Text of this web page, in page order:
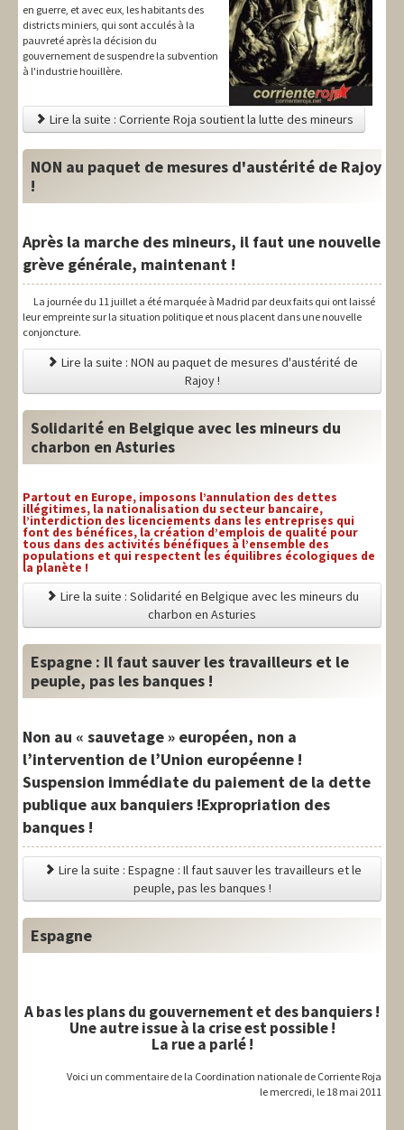
Social
Thèmes
en guerre, et avec eux, les habitants des
districts miniers, qui sont acculés à la
pauvreté après la décision du
gouvernement de suspendre la subvention
à l'industrie houillère.
Lire la suite : Corriente Roja soutient la lutte des mineurs
NON au paquet de mesures d'austérité de Rajoy
!
Après la marche des mineurs, il faut une nouvelle
grève générale, maintenant !
La journée du 11 juillet a été marquée à Madrid par deux faits qui ont laissé
leur empreinte sur la situation politique et nous placent dans une nouvelle
conjoncture.
Lire la suite : NON au paquet de mesures d'austérité de
Rajoy !
Solidarité en Belgique avec les mineurs du
charbon en Asturies
Partout en Europe, imposons l’annulation des dettes
illégitimes, la nationalisation du secteur bancaire,
l’interdiction des licenciements dans les entreprises qui
font des bénéfices, la création d’emplois de qualité pour
tous dans des activités bénéfiques à l’ensemble des
populations et qui respectent les équilibres écologiques de
la planète !
Lire la suite : Solidarité en Belgique avec les mineurs du
charbon en Asturies
Espagne : Il faut sauver les travailleurs et le
peuple, pas les banques !
Non au « sauvetage » européen, non a
l’intervention de l’Union européenne !
Suspension immédiate du paiement de la dette
publique aux banquiers !Expropriation des
banques !
Lire la suite : Espagne : Il faut sauver les travailleurs et le
peuple, pas les banques !
Espagne
A bas les plans du gouvernement et des banquiers !
Une autre issue à la crise est possible !
La rue a parlé !
Voici un commentaire de la Coordination nationale de Corriente Roja
le mercredi, le 18 mai 2011